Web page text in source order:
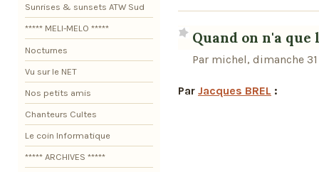
Quand on n'a que
Par michel, dimanche
Par Jacques BREL :
Sunrises & sunsets ATW Sud
***** MELI-MELO *****
Nocturnes
Vu sur le NET
Nos petits amis
Chanteurs Cultes
Le coin Informatique
***** ARCHIVES *****